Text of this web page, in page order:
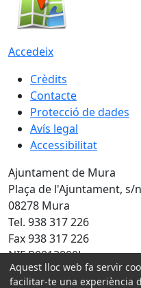
Accedeix
Crèdits
Contacte
Protecció de dades
Avís legal
Accessibilitat
Ajuntament de Mura
Plaça de l'Ajuntament, s/n
08278 Mura
Tel. 938 317 226
Fax 938 317 226
NIF P0813800J
Amb la col·laboració de:
Aquest lloc web fa servir
facilitar-te una experiència